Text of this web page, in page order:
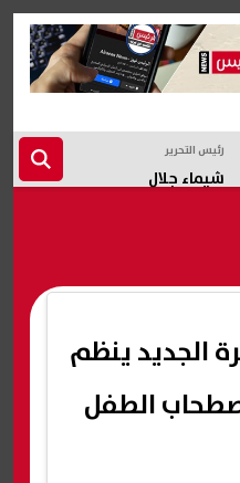
رئيس التحرير
شيماء جلال
الجديد ينظم
الطفل